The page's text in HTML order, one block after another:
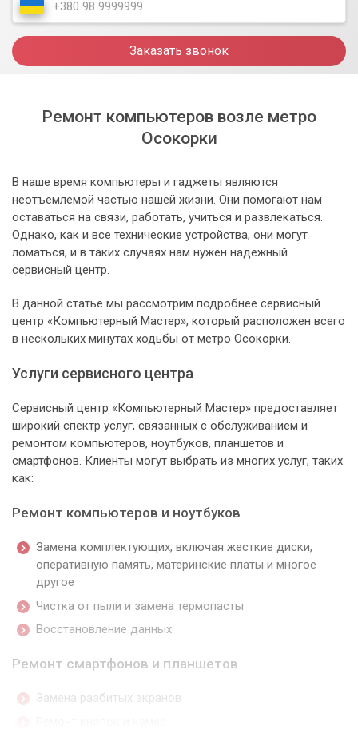
Заказать звонок
Ремонт компьютеров возле метро
Осокорки
В наше время компьютеры и гаджеты являются
неотъемлемой частью нашей жизни. Они помогают нам
оставаться на связи, работать, учиться и развлекаться.
Однако, как и все технические устройства, они могут
ломаться, и в таких случаях нам нужен надежный
сервисный центр.
В данной статье мы рассмотрим подробнее сервисный
центр «Компьютерный Мастер», который расположен всего
в нескольких минутах ходьбы от метро Осокорки.
Услуги сервисного центра
Сервисный центр «Компьютерный Мастер» предоставляет
широкий спектр услуг, связанных с обслуживанием и
ремонтом компьютеров, ноутбуков, планшетов и
смартфонов. Клиенты могут выбрать из многих услуг, таких
как:
Ремонт компьютеров и ноутбуков
Замена комплектующих, включая жесткие диски,
оперативную память, материнские платы и многое
другое
Чистка от пыли и замена термопасты
Восстановление данных
Ремонт смартфонов и планшетов
Замена разбитых экранов